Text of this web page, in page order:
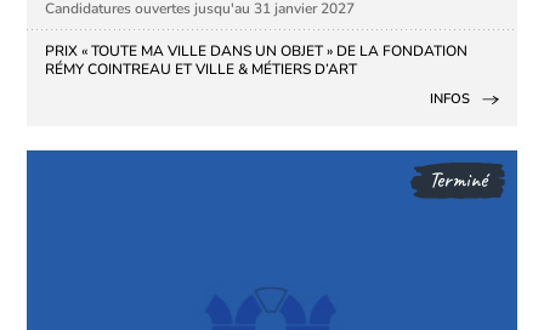
Candidatures ouvertes jusqu'au 31 janvier 2027
PRIX « TOUTE MA VILLE DANS UN OBJET » DE LA FONDATION
RÉMY COINTREAU ET VILLE & MÉTIERS D’ART
INFOS
Terminé